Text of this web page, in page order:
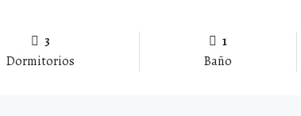
3
Dormitorios
1
Baño